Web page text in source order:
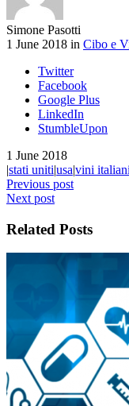
Simone Pasotti
1 June 2018 in Cibo e
Twitter
Facebook
Google Plus
LinkedIn
StumbleUpon
1 June 2018
|stati uniti|usa|vini italiani
Previous post
Next post
Related Posts